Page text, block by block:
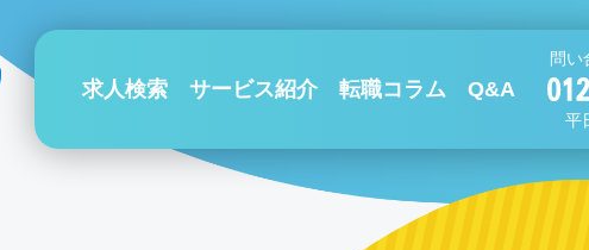
求人検索 サービス紹介 転職コラム Q&A
問い
平